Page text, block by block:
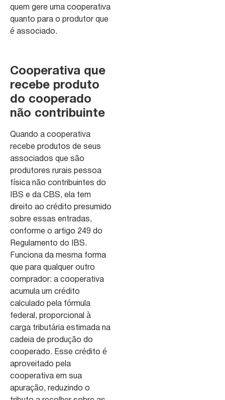
quem gere uma cooperativa
quanto para o produtor que
é associado.
Cooperativa que
recebe produto
do cooperado
não contribuinte
Quando a cooperativa
recebe produtos de seus
associados que são
produtores rurais pessoa
física não contribuintes do
IBS e da CBS, ela tem
direito ao crédito presumido
sobre essas entradas,
conforme o artigo 249 do
Regulamento do IBS.
Funciona da mesma forma
que para qualquer outro
comprador: a cooperativa
acumula um crédito
calculado pela fórmula
federal, proporcional à
carga tributária estimada na
cadeia de produção do
cooperado. Esse crédito é
aproveitado pela
cooperativa em sua
apuração, reduzindo o